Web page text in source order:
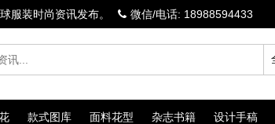
服装时尚资讯发布。 微信/电话: 18988594433
款式图库 面料花型 杂志书籍 设计手稿